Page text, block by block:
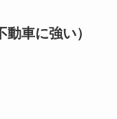
車に強い）